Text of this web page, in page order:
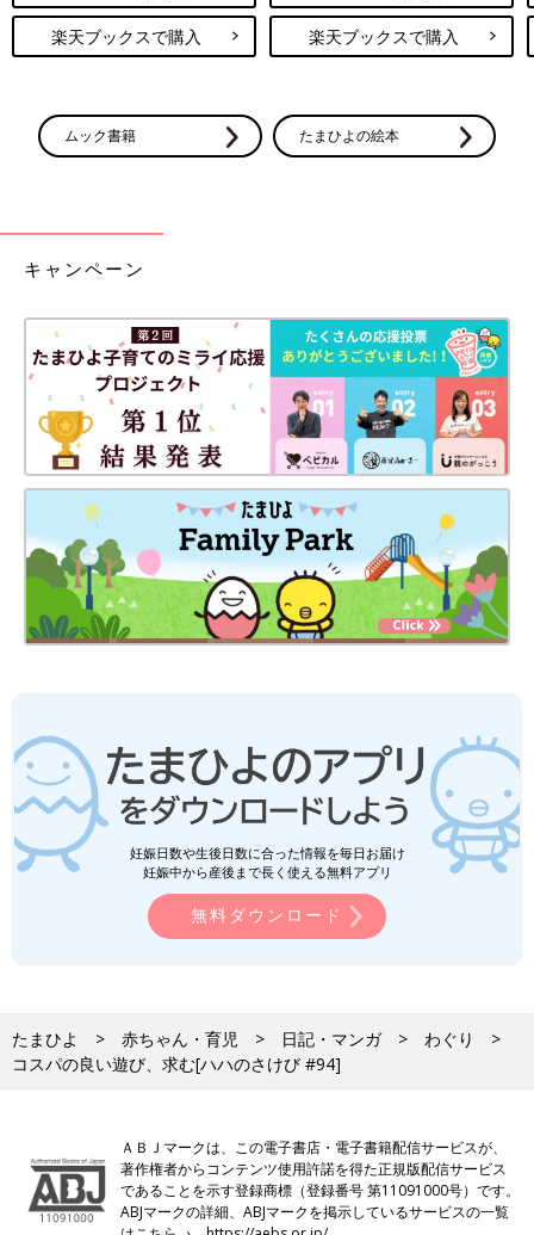
楽天ブックスで購入 楽天ブックスで購入
ムック書籍 たまひよの絵本
キャンペーン
妊娠日数や生後日数に合った情報を毎日お届け
妊娠中から産後まで長く使える無料アプリ
無料ダウンロード
たまひよ 赤ちゃん・育児 日記・マンガ
わぐり
コスパの良い遊び、求む[ハハのさけび #94]
ＡＢＪマークは、この電子書店・電子書籍配信サービスが、
著作権者からコンテンツ使用許諾を得た正規版配信サービス
であることを示す登録商標（登録番号 第11091000号）です。
ABJマークの詳細、ABJマークを掲示しているサービスの一覧